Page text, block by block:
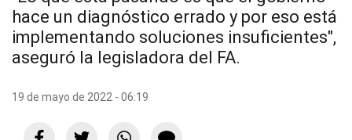
hace un diagnóstico errado y por eso está
implementando soluciones insuficientes",
aseguró la legisladora del FA.
19 de mayo de 2022 - 06:19